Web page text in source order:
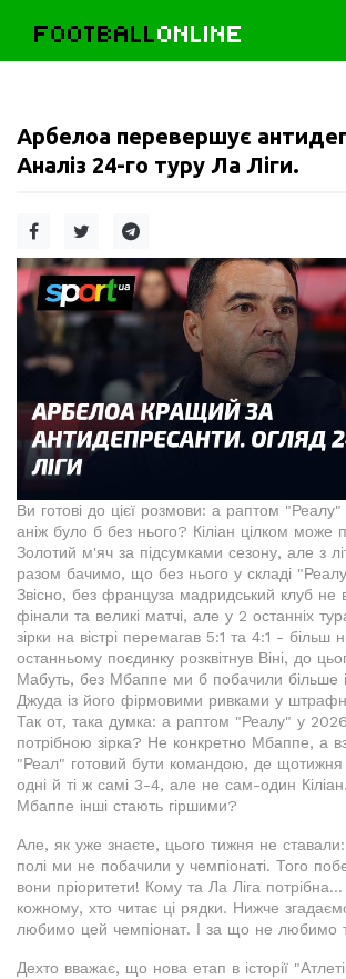
FOOTBALLONLINE
Арбелоа перевершує
Аналіз 24-го туру Ла Ліги.
Ви готові до цієї розмови: а раптом
аніж було б без нього? Кіліан цілком може
Золотий м'яч за підсумками сезону, але з
разом бачимо, що без нього у складі
Звісно, без француза мадридський клуб не
фінали та великі матчі, але у 2 останніх
зірки на вістрі перемагав 5:1 та 4:1 - більш
останньому поєдинку розквітнув Віні, до
Мабуть, без Мбаппе ми б побачили більше
Джуда із його фірмовими ривками у
Так от, така думка: а раптом "Реалу" у
потрібною зірка? Не конкретно Мбаппе, а
"Реал" готовий бути командою, де
одні й ті ж самі 3-4, але не сам-один
Мбаппе інші стають гіршими?
Але, як уже знаєте, цього тижня не
полі ми не побачили у чемпіонаті. Того
вони пріоритети! Кому та Ла Ліга
кожному, хто читає ці рядки. Нижче
любимо цей чемпіонат. І за що не любимо
Дехто вважає, що нова етап в історії